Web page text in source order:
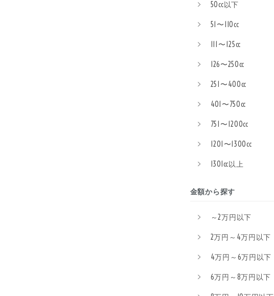
50cc以下
51〜110cc
111〜125cc
126〜250cc
251〜400cc
401〜750cc
751〜1200cc
1201〜1300cc
1301cc以上
金額から探す
～2万円以下
2万円～4万円以下
4万円～6万円以下
6万円～8万円以下